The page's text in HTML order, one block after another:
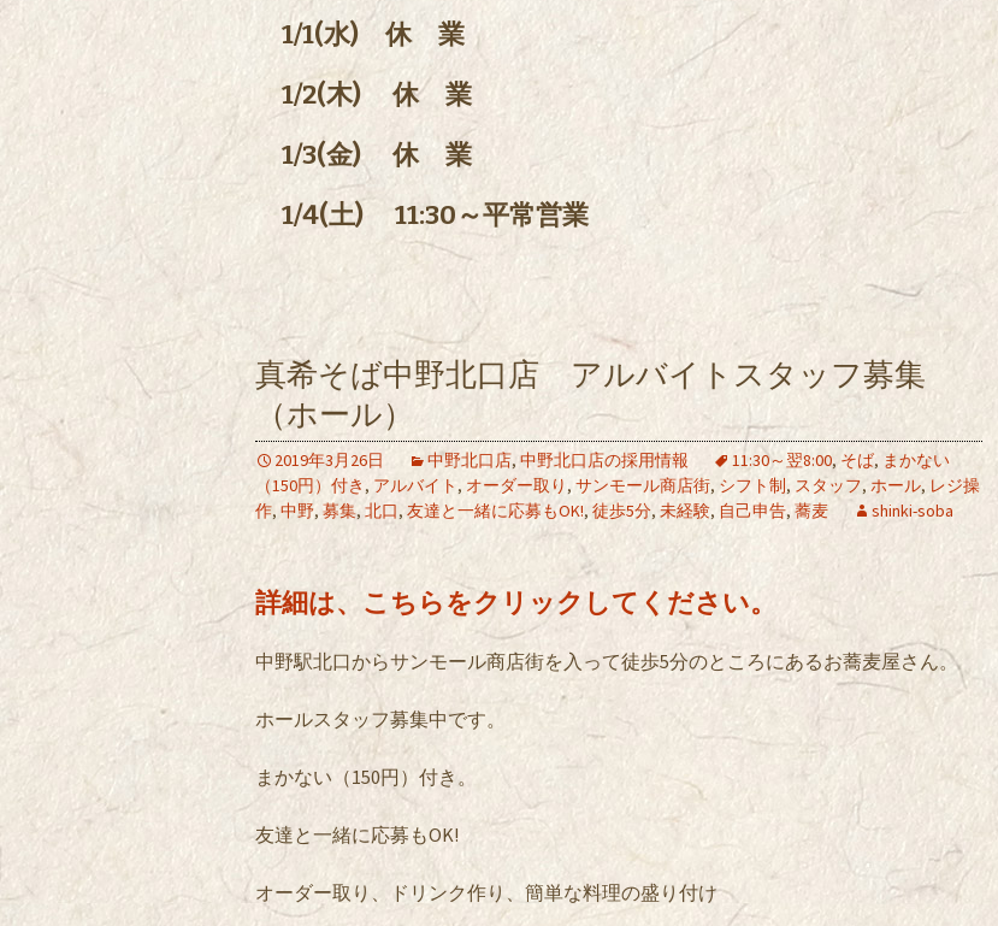
1/1(水) 休 業
1/2(木) 休 業
1/3(金) 休 業
1/4(土) 11:30～平常営業
真希そば中野北口店 アルバイトスタッフ募集
（ホール）
2019年3月26日 中野北口店, 中野北口店の採用情報 11:30～翌8:00, そば, まかない
（150円）付き , アルバイト , オーダー取り , サンモール商店街, シフト制, スタッフ, ホール, レジ操
作, 中野, 募集, 北口, 友達と一緒に応募もOK!, 徒歩5分, 未経験, 自己申告, 蕎麦 shinki-soba
詳細は、こちらをクリックしてください。
中野駅北口からサンモール商店街を入って徒歩5分のところにあるお蕎麦屋さん。
ホールスタッフ募集中です。
まかない（150円）付き。
友達と一緒に応募もOK!
オーダー取り、ドリンク作り、簡単な料理の盛り付け